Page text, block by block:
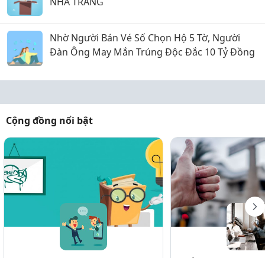
Nhờ Người Bán Vé Số Chọn Hộ 5 Tờ, Người
Đàn Ông May Mắn Trúng Độc Đắc 10 Tỷ Đồng
Cộng đồng nổi bật